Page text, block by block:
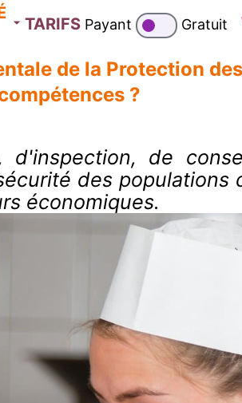
TARIFS Payant Gratuit
de la Protection
?
d'inspection, de
des
économiques.